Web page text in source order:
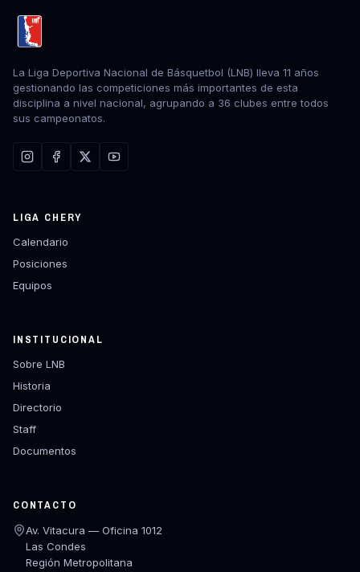
La Liga Deportiva Nacional de Básquetbol (LNB) lleva 11 años
gestionando las competiciones más importantes de esta
disciplina a nivel nacional, agrupando a 36 clubes entre todos
sus campeonatos.
LIGA CHERY
Calendario
Posiciones
Equipos
INSTITUCIONAL
Sobre LNB
Historia
Directorio
Staff
Documentos
CONTACTO
Av. Vitacura — Oficina 1012
Las Condes
Región Metropolitana